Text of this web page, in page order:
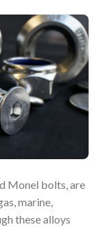
Monel bolts, are
marine,
these alloys